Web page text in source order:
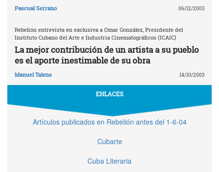
Pascual Serrano 06/12/2003
Rebelión entrevista en exclusiva a Omar González, Presidente del
Instituto Cubano del Arte e Industria Cinematográficos (ICAIC)
La mejor contribución de un artista a su pueblo
es el aporte inestimable de su obra
Manuel Talens 14/10/2003
ENLACES
Artículos publicados en Rebelión antes del 1-6-04
Cubarte
Cuba Literaria